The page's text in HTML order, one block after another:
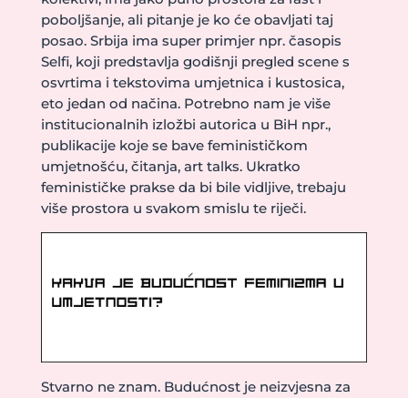
poboljšanje, ali pitanje je ko će obavljati taj
posao. Srbija ima super primjer npr. časopis
Selfi, koji predstavlja godišnji pregled scene s
osvrtima i tekstovima umjetnica i kustosica,
eto jedan od načina. Potrebno nam je više
institucionalnih izložbi autorica u BiH npr.,
publikacije koje se bave feminističkom
umjetnošću, čitanja, art talks. Ukratko
feminističke prakse da bi bile vidljive, trebaju
više prostora u svakom smislu te riječi.
Stvarno ne znam. Budućnost je neizvjesna za